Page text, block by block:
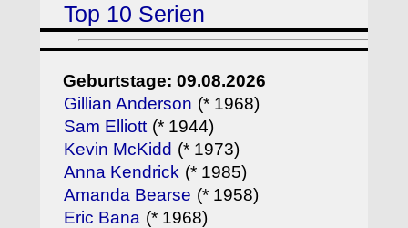
Top 10 Serien
Geburtstage: 09.08.2026
Gillian Anderson (* 1968)
Sam Elliott (* 1944)
Kevin McKidd (* 1973)
Anna Kendrick (* 1985)
Amanda Bearse (* 1958)
Eric Bana (* 1968)